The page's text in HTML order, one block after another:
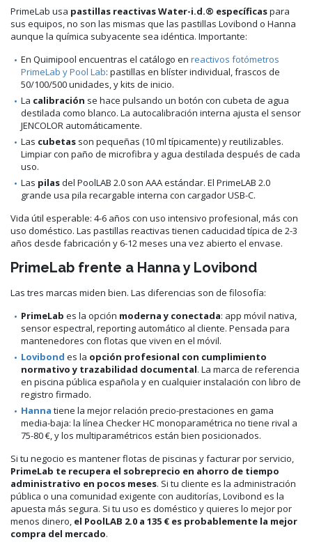
PrimeLab usa pastillas reactivas Water-i.d.® específicaspara
sus equipos, no son las mismas que las pastillas Lovibond o Hanna
aunque la química subyacente sea idéntica. Importante:
En Quimipool encuentras el catálogo en reactivos fotómetros
PrimeLab y Pool Lab: pastillas en blíster individual, frascos de
50/100/500 unidades, y kits de inicio.
La calibración se hace pulsando un botón con cubeta de agua
destilada como blanco. La autocalibración interna ajusta el sensor
JENCOLOR automáticamente.
Las cubetas son pequeñas (10 ml típicamente) y reutilizables.
Limpiar con paño de microfibra y agua destilada después de cada
uso.
Las pilasdel PoolLAB 2.0 son AAA estándar. El PrimeLAB 2.0
grande usa pila recargable interna con cargador USB-C.
Vida útil esperable: 4-6 años con uso intensivo profesional, más con
uso doméstico. Las pastillas reactivas tienen caducidad típica de 2-3
años desde fabricación y 6-12 meses una vez abierto el envase.
PrimeLab frente a Hanna y Lovibond
Las tres marcas miden bien. Las diferencias son de filosofía:
PrimeLab es la opción moderna y conectada: app móvil nativa,
sensor espectral, reporting automático al cliente. Pensada para
mantenedores con flotas que viven en el móvil.
Lovibond es la opción profesional con cumplimiento
normativo y trazabilidad documental. La marca de referencia
en piscina pública española y en cualquier instalación con libro de
registro firmado.
Hanna tiene la mejor relación precio-prestaciones en gama
media-baja: la línea Checker HC monoparamétrica no tiene rival a
75-80 €, y los multiparamétricos están bien posicionados.
Si tu negocio es mantener flotas de piscinas y facturar por servicio,
PrimeLab te recupera el sobreprecio en ahorro de tiempo
administrativo en pocos meses. Si tu cliente es la administración
pública o una comunidad exigente con auditorías, Lovibond es la
apuesta más segura. Si tu uso es doméstico y quieres lo mejor por
menos dinero, el PoolLAB 2.0 a 135 € es probablemente la mejor
compra del mercado.